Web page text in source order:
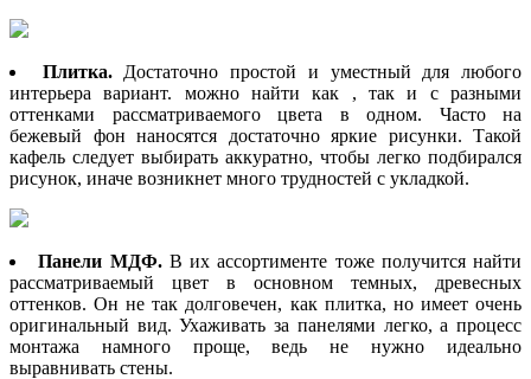
Плитка.Достаточно простой и уместный для любого
интерьера вариант. можно найти как , так и с разными
оттенками рассматриваемого цвета в одном. Часто на
бежевый фон наносятся достаточно яркие рисунки. Такой
кафель следует выбирать аккуратно, чтобы легко подбирался
рисунок, иначе возникнет много трудностей с укладкой.
Панели МДФ.В их ассортименте тоже получится найти
рассматриваемый цвет в основном темных, древесных
оттенков. Он не так долговечен, как плитка, но имеет очень
оригинальный вид. Ухаживать за панелями легко, а процесс
монтажа намного проще, ведь не нужно идеально
выравнивать стены.